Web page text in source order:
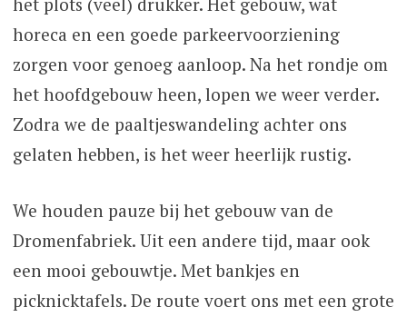
horeca en een goede parkeervoorziening
zorgen voor genoeg aanloop. Na het rondje om
het hoofdgebouw heen, lopen we weer verder.
Zodra we de paaltjeswandeling achter ons
gelaten hebben, is het weer heerlijk rustig.
We houden pauze bij het gebouw van de
Dromenfabriek. Uit een andere tijd, maar ook
een mooi gebouwtje. Met bankjes en
picknicktafels. De route voert ons met een grote